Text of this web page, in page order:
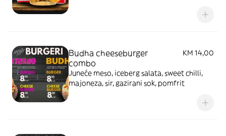
Budha cheeseburger
combo
KM 14,00
Juneće meso, iceberg salata, sweet chilli,
majoneza, sir, gazirani sok, pomfrit